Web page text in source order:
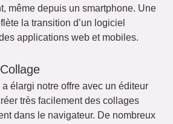
même depuis un smartphone. Une
la transition d’un logiciel
applications web et mobiles.
a élargi notre offre avec un éditeur
très facilement des collages
dans le navigateur. De nombreux